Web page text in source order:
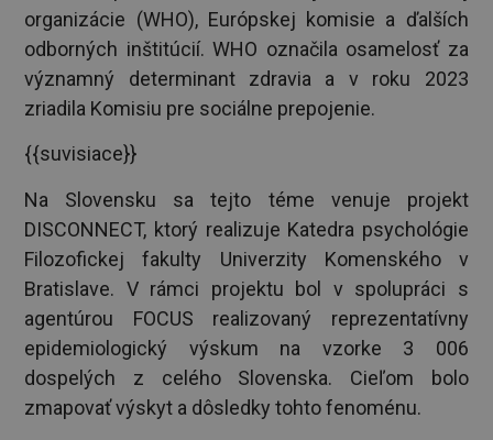
organizácie (WHO), Európskej komisie a ďalších
odborných inštitúcií. WHO označila osamelosť za
významný determinant zdravia a v roku 2023
zriadila Komisiu pre sociálne prepojenie.
{{suvisiace}}
Na Slovensku sa tejto téme venuje projekt
DISCONNECT, ktorý realizuje Katedra psychológie
Filozofickej fakulty Univerzity Komenského v
Bratislave. V rámci projektu bol v spolupráci s
agentúrou FOCUS realizovaný reprezentatívny
epidemiologický výskum na vzorke 3 006
dospelých z celého Slovenska. Cieľom bolo
zmapovať výskyt a dôsledky tohto fenoménu.